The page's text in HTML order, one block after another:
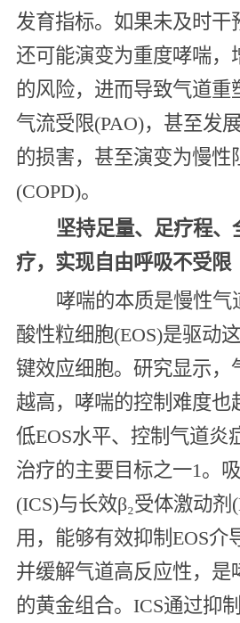
发育指标。如果未及时干
还可能演变为重度哮喘，
的风险，进而导致气道重
气流受限(PAO)，甚至发
的损害，甚至演变为慢性
(COPD)。
坚持足量、足疗程、
疗，实现自由呼吸不受限
哮喘的本质是慢性气
酸性粒细胞(EOS)是驱动
键效应细胞。研究显示，
越高，哮喘的控制难度也
低EOS水平、控制气道炎
治疗的主要目标之一1。
(ICS)与长效β₂受体激动
用，能够有效抑制EOS介
并缓解气道高反应性，是
的黄金组合。ICS通过抑